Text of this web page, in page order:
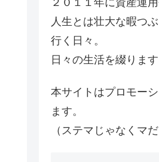
人生とは壮大な暇つ
行く日々。
日々の生活を綴ります
本サイトはプロモー
ます。
（ステマじゃなくマだ